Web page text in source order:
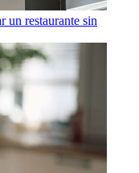
un restaurante sin